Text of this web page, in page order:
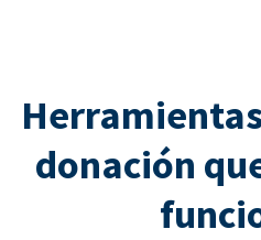
donación